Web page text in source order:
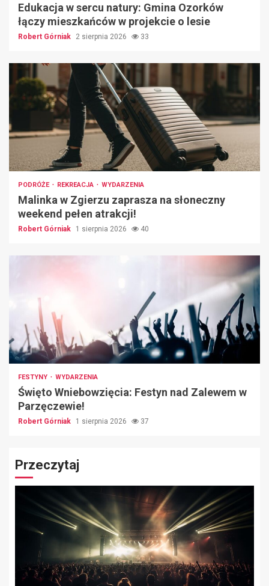
Edukacja w sercu natury: Gmina Ozorków
łączy mieszkańców w projekcie o lesie
Robert Górniak 2 sierpnia 2026 33
PODRÓŻE REKREACJA WYDARZENIA
Malinka w Zgierzu zaprasza na słoneczny
weekend pełen atrakcji!
Robert Górniak 1 sierpnia 2026 40
FESTYNY WYDARZENIA
Święto Wniebowzięcia: Festyn nad Zalewem w
Parzęczewie!
Robert Górniak 1 sierpnia 2026 37
Przeczytaj